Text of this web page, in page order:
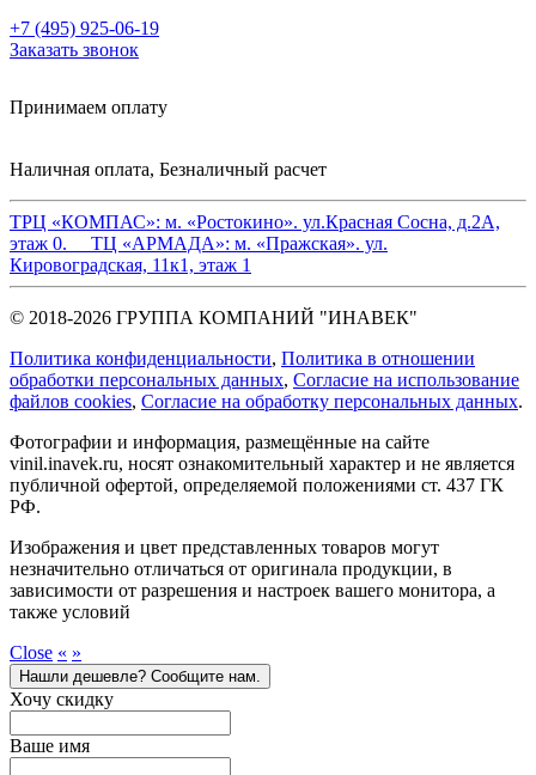
+7 (495) 925-06-19
Заказать звонок
Принимаем оплату
Наличная оплата, Безналичный расчет
ТРЦ «КОМПАС»: м. «Ростокино». ул.Красная Сосна, д.2А,
этаж 0. ТЦ «АРМАДА»: м. «Пражская». ул.
Кировоградская, 11к1, этаж 1
© 2018-2026 ГРУППА КОМПАНИЙ "ИНАВЕК"
Политика конфиденциальности, Политика в отношении
обработки персональных данных, Cогласие на использование
файлов cookies, Согласие на обработку персональных данных.
Фотографии и информация, размещённые на сайте
vinil.inavek.ru, носят ознакомительный характер и не является
публичной офертой, определяемой положениями ст. 437 ГК
РФ.
Изображения и цвет представленных товаров могут
незначительно отличаться от оригинала продукции, в
зависимости от разрешения и настроек вашего монитора, а
также условий
Close « »
Нашли дешевле? Сообщите нам.
Хочу скидку
Ваше имя